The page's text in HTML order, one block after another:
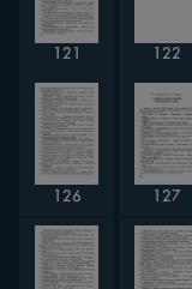
121 122
126 127